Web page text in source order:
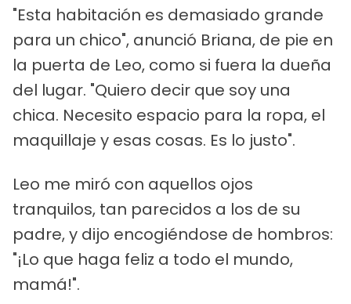
"Esta habitación es demasiado grande
para un chico", anunció Briana, de pie en
la puerta de Leo, como si fuera la dueña
del lugar. "Quiero decir que soy una
chica. Necesito espacio para la ropa, el
maquillaje y esas cosas. Es lo justo".
Leo me miró con aquellos ojos
tranquilos, tan parecidos a los de su
padre, y dijo encogiéndose de hombros:
"¡Lo que haga feliz a todo el mundo,
mamá!".